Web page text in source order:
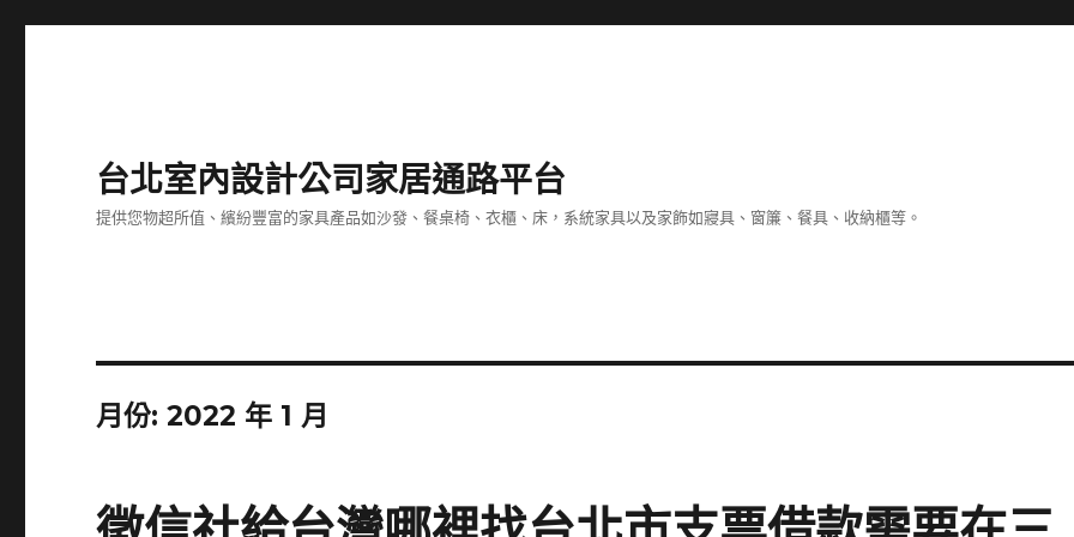
台北室內設計公司家居通路平台
提供您物超所值、繽紛豐富的家具產品如沙發、餐桌椅、衣櫃、床，系統家具以及家飾如寢具、窗簾、餐具、收納櫃等。
月份:2022 年 1 月